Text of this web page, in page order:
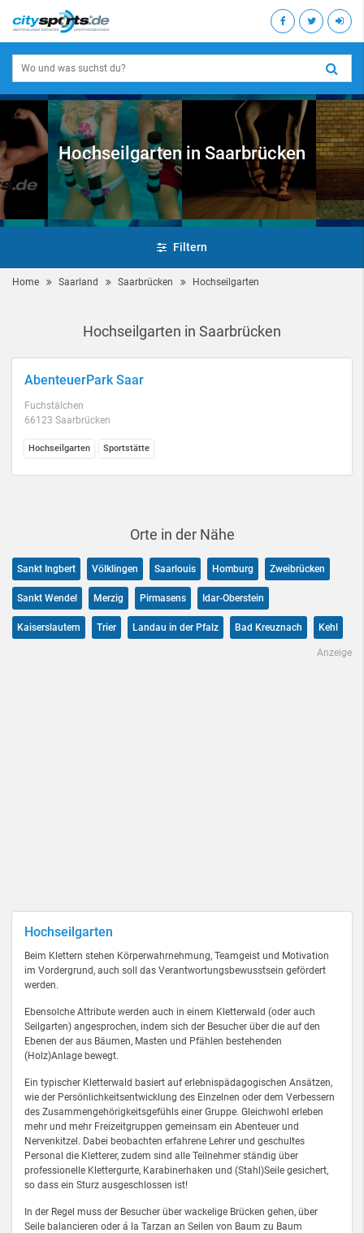
Hochseilgarten in Saarbrücken
Filtern
Home Saarland Saarbrücken Hochseilgarten
Hochseilgarten
Beim Klettern stehen Körperwahrnehmung, Teamgeist und Motivation
im Vordergrund, auch soll das Verantwortungsbewusstsein gefördert
werden.
Ebensolche Attribute werden auch in einem Kletterwald (oder auch
Seilgarten) angesprochen, indem sich der Besucher über die auf den
Ebenen der aus Bäumen, Masten und Pfählen bestehenden
(Holz)Anlage bewegt.
Ein typischer Kletterwald basiert auf erlebnispädagogischen Ansätzen,
wie der Persönlichkeitsentwicklung des Einzelnen oder dem Verbessern
des Zusammengehörigkeitsgefühls einer Gruppe. Gleichwohl erleben
mehr und mehr Freizeitgruppen gemeinsam ein Abenteuer und
Nervenkitzel. Dabei beobachten erfahrene Lehrer und geschultes
Personal die Kletterer, zudem sind alle Teilnehmer ständig über
professionelle Klettergurte, Karabinerhaken und (Stahl)Seile gesichert,
so dass ein Sturz ausgeschlossen ist!
In der Regel muss der Besucher über wackelige Brücken gehen, über
Seile balancieren oder á la Tarzan an Seilen von Baum zu Baum
Hochseilgarten in Saarbrücken
AbenteuerPark Saar
Fuchstälchen
66123 Saarbrücken
Hochseilgarten Sportstätte
Orte in der Nähe
Sankt Ingbert Völklingen Saarlouis Homburg Zweibrücken
Sankt Wendel Merzig Pirmasens Idar-Oberstein
Kaiserslautern Trier Landau in der Pfalz Bad Kreuznach Kehl
Anzeige